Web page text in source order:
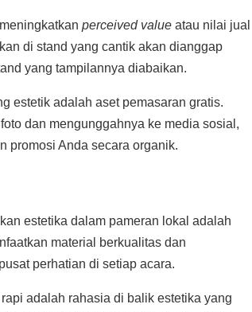
perceived value atau nilai jual
di stand yang cantik akan dianggap
yang tampilannya diabaikan.
estetik adalah aset pemasaran gratis.
dan mengunggahnya ke media sosial,
promosi Anda secara organik.
estetika dalam pameran lokal adalah
material berkualitas dan
perhatian di setiap acara.
adalah rahasia di balik estetika yang